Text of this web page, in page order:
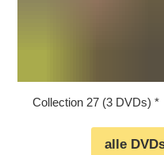
Collection 27 (3 DVDs)
alle